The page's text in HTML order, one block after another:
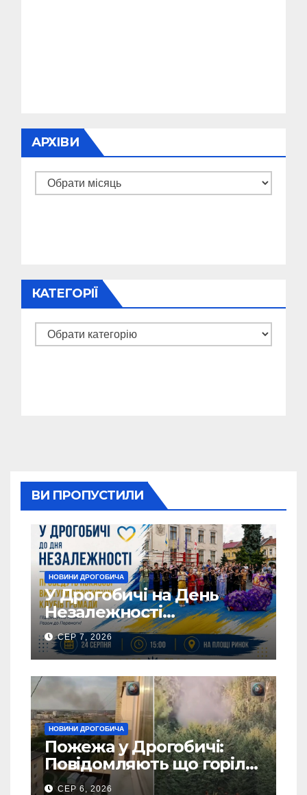
АРХІВИ
Архіви
КАТЕГОРІЇ
Категорії
ВИ ПРОПУСТИЛИ
НОВИНИ ДРОГОБИЧА
У Дрогобичі на День
Незалежності
виступатимуть спортивні
клубів громадии
СЕР 7, 2026
НОВИНИ ДРОГОБИЧА
Пожежа у Дрогобичі:
Повідомляють що горіло
5 гаражів (Відео)
СЕР 6, 2026